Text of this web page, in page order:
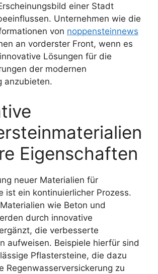
einer Stadt
Unternehmen wie die
von noppensteinnews
an vorderster Front, wenn es
Lösungen für die
der modernen
anzubieten.
Eigenschaften
neuer Materialien für
ist ein kontinuierlicher Prozess.
wie Beton und
durch innovative
die verbesserte
aufweisen. Beispiele hierfür sind
Pflastersteine, die dazu
Regenwasserversickerung zu